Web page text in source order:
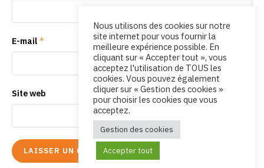
E-mail *
Site web
Nous utilisons des cookies sur notre
site internet pour vous fournir la
meilleure expérience possible. En
cliquant sur « Accepter tout », vous
acceptez l'utilisation de TOUS les
cookies. Vous pouvez également
cliquer sur « Gestion des cookies »
pour choisir les cookies que vous
acceptez.
Gestion des cookies
Accepter tout